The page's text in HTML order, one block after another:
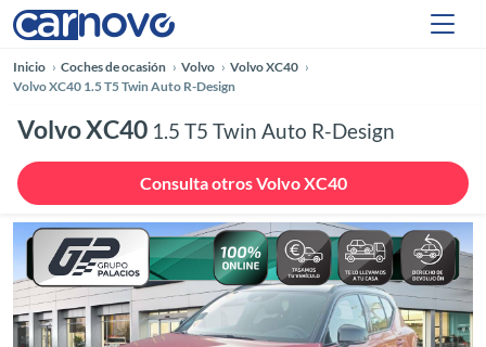
Inicio Coches de ocasión Volvo
Volvo XC40
Volvo XC40 1.5 T5 Twin Auto R-Design
Volvo XC40 1.5 T5 Twin Auto R-Design
Consulta otros Volvo XC40